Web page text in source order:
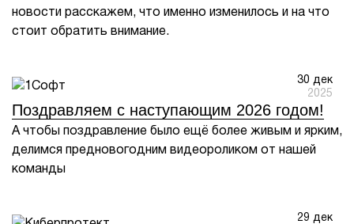
новости расскажем, что именно изменилось и на что
стоит обратить внимание.
30 дек
2025
Поздравляем с наступающим 2026 годом!
А чтобы поздравление было ещё более живым и ярким,
делимся предновогодним видеороликом от нашей
команды
29 дек